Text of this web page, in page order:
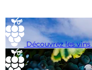
Découvrez les vins